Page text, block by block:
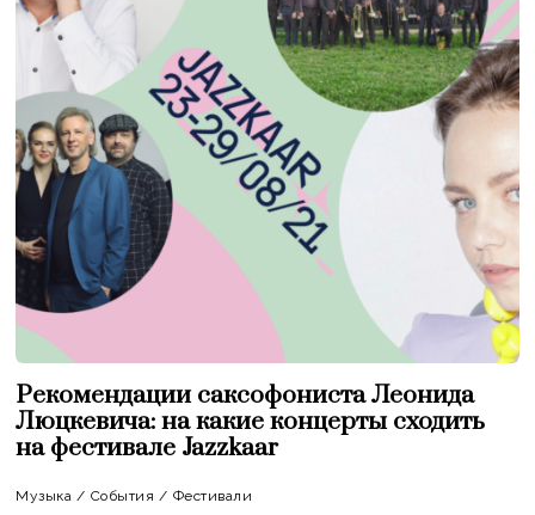
Рекомендации саксофониста Леонида
Люцкевича: на какие концерты сходить
на фестивале Jazzkaar
Музыка / События / Фестивали